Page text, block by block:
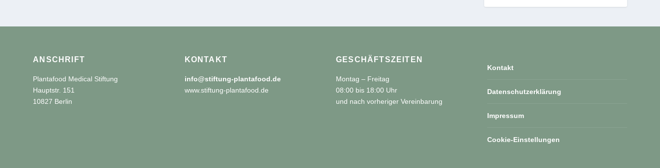
ANSCHRIFT
Plantafood Medical Stiftung
Hauptstr. 151
10827 Berlin
KONTAKT
info@stiftung-plantafood.de
www.stiftung-plantafood.de
GESCHÄFTSZEITEN
Montag – Freitag
08:00 bis 18:00 Uhr
und nach vorheriger Vereinbarung
Kontakt
Datenschutzerklärung
Impressum
Cookie-Einstellungen